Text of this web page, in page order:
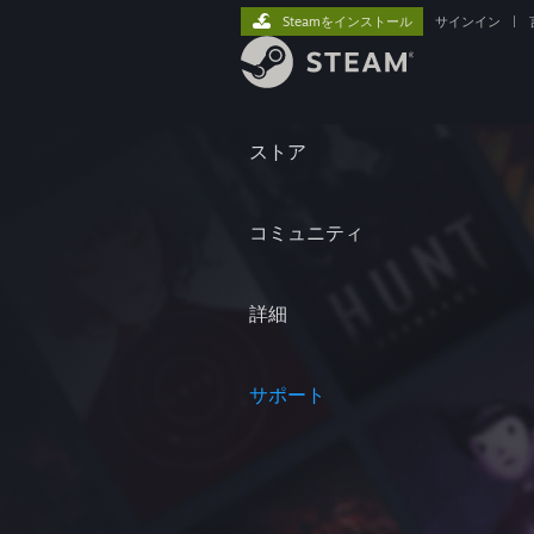
ストア
コミュニティ
詳細
サポート
Steamをインストール サインイン